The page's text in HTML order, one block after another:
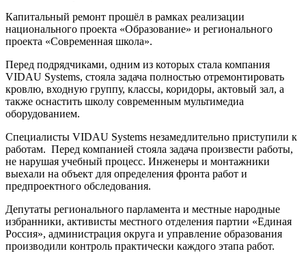
Капитальный ремонт прошёл в рамках реализации
национального проекта «Образование» и регионального
проекта «Современная школа».
Перед подрядчиками, одним из которых стала компания
VIDAU Systems, стояла задача полностью отремонтировать
кровлю, входную группу, классы, коридоры, актовый зал, а
также оснастить школу современным мультимедиа
оборудованием.
Специалисты VIDAU Systems незамедлительно приступили к
работам. Перед компанией стояла задача произвести работы,
не нарушая учебный процесс. Инженеры и монтажники
выехали на объект для определения фронта работ и
предпроектного обследования.
Депутаты регионального парламента и местные народные
избранники, активисты местного отделения партии «Единая
Россия», администрация округа и управление образования
производили контроль практически каждого этапа работ.